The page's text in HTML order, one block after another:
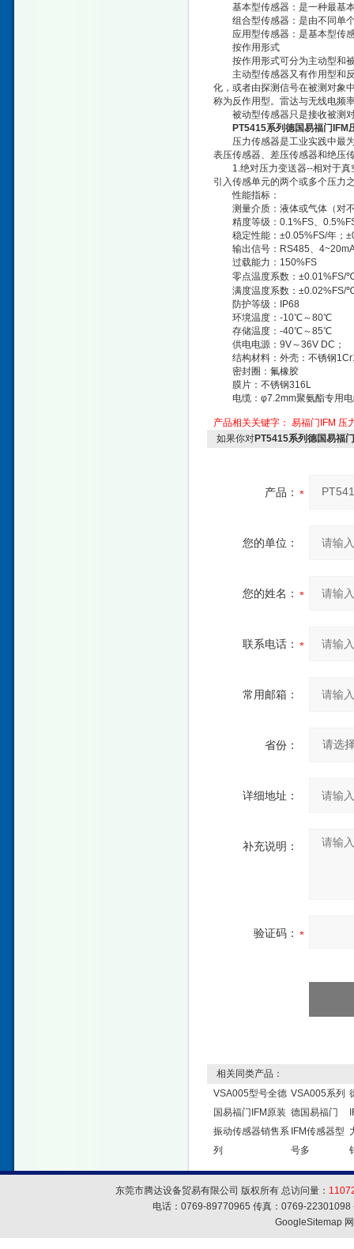
基本型传感器：是一种最基本
组合型传感器：是由不同单个
应用型传感器：是基本型传感
按作用形式
按作用形式可分为主动型和被
主动型传感器又有作用型和反
化，或者由探测信号在被测对象
称为反作用型。雷达与无线电频
被动型传感器只是接收被测对
PT5415系列德国易福门IFM
压力传感器是工业实践中最为
表压传感器、差压传感器和绝压
1.绝对压力变送器--相对于真
引入传感单元的两个或多个压力
性能指标：
测量介质：液体或气体（对不
精度等级：0.1%FS、
稳定性能：±0.05%FS/年；
输出信号：RS485、
过载能力：150%FS
零点温度系数：±0.01%FS/
满度温度系数：±0.02%FS/
防护等级：IP68
环境温度：-10℃～80℃
存储温度：-40℃～85℃
供电电源：9V～36V DC；
结构材料：外壳：不锈钢
密封圈：氟橡胶
膜片：不锈钢316L
电缆：φ7.2mm聚氨酯专用电
产品相关关键字： 易福门IFM 压
如果你对PT5415系列德国易福
产品：
您的单位：
您的姓名：
联系电话：
常用邮箱：
省份：
详细地址：
补充说明：
验证码：
相关同类产品：
VSA005型号全德
国易福门IFM原装
振动传感器销售系
列
VSA005系列
德国易福门
IFM传感器型
号多
东莞市腾达设备贸易有限公司 版权所有 总访问量：
电话：0769-89770965 传真：0769-
GoogleSitemap网